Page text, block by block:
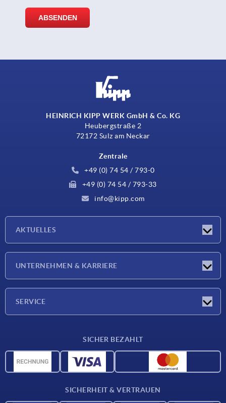
HEINRICH KIPP WERK GmbH & Co. KG
Heubergstraße 2
72172 Sulz am Neckar
Zentrale
+49 (0) 74 54 / 793-0
+49 (0) 74 54 / 793-33
info@kipp.com
AKTUELLES
Presseberichte
UNTERNEHMEN & KARRIERE
SERVICE
Werkstoffübersicht
SICHER BEZAHLT
SICHERHEIT & VERTRAUEN